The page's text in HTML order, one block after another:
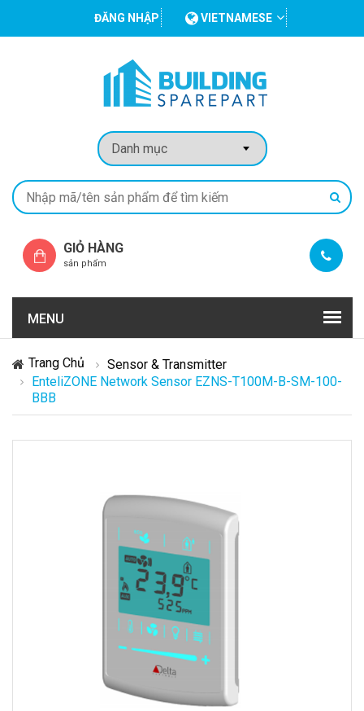
ĐĂNG NHẬP VIETNAMESE
GIỎ HÀNG
sản phẩm
MENU
Trang Chủ
Sensor & Transmitter
EnteliZONE Network Sensor EZNS-T100M-B-SM-100-
BBB